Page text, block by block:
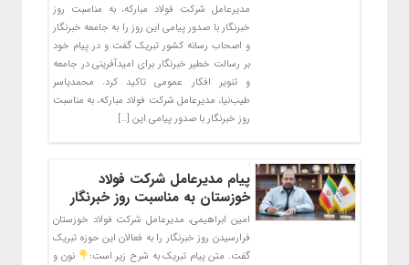
مدیرعامل شرکت فولاد مبارکه، به مناسبت روز
خبرنگار با صدور پیامی این روز را به جامعه خبرنگار
و اصحاب رسانه کشور تبریک گفت و در پیام خود
بر رسالت خطیر خبرنگار برای امیدآفرینی در جامعه
و تنویر افکار عمومی تاکید کرد. محمدیاسر
طیب‌نیا، مدیرعامل شرکت فولاد مبارکه، به مناسبت
روز خبرنگار با صدور پیامی این […]
پیام مدیرعامل شرکت فولاد
خوزستان به مناسبت روز خبرنگار
امین‌ ابراهیمی، مدیرعامل شرکت فولاد خوزستان
فرارسیدن روز خبرنگار را به فعالان این حوزه تبریک
گفت. متن پیام تبریک به شرح زیر است:
نون و